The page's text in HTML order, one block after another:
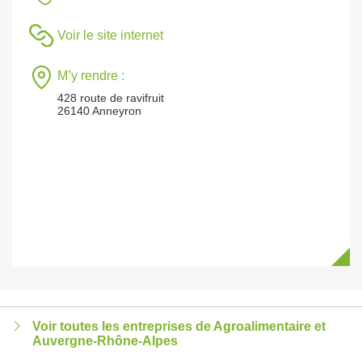
Voir le site internet
M’y rendre :
428 route de ravifruit
26140 Anneyron
Voir toutes les entreprises de Agroalimentaire et
Auvergne-Rhône-Alpes